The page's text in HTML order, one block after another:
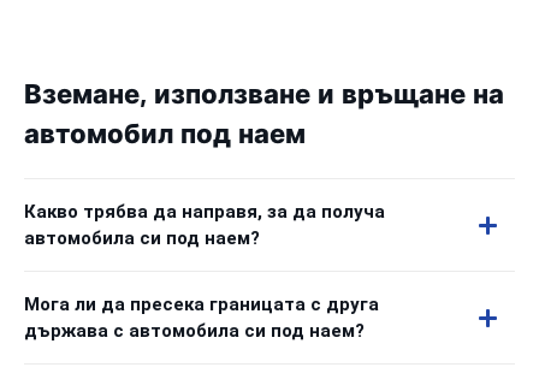
Вземане, използване и връщане на
автомобил под наем
Какво трябва да направя, за да получа
автомобила си под наем?
Мога ли да пресека границата с друга
държава с автомобила си под наем?